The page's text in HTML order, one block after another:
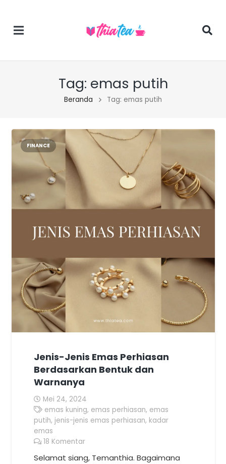
Tag: emas putih
Beranda Tag: emas putih
FINANCE
Jenis-Jenis Emas Perhiasan
Berdasarkan Bentuk dan
Warnanya
Mei 24, 2024
emas kuning, emas perhiasan, emas
putih, jenis-jenis emas perhiasan, kadar
emas
18 Komentar
Selamat siang, Temanthia. Bagaimana